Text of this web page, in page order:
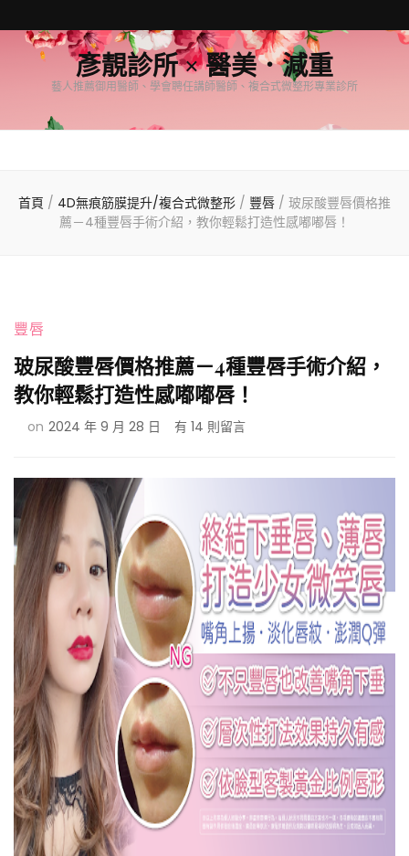
彥靚診所 × 醫美．減重
藝人推薦御用醫師、學會聘任講師醫師、複合式微整形專業診所
首頁 / 4D無痕筋膜提升/複合式微整形 / 豐唇 / 玻尿酸豐唇價格推
薦－4種豐唇手術介紹，教你輕鬆打造性感嘟嘟唇！
豐唇
玻尿酸豐唇價格推薦－4種豐唇手術介紹，
教你輕鬆打造性感嘟嘟唇！
on 2024 年 9 月 28 日
在
唇
價
推
薦
－
4
種
豐
唇
手
術
介
紹，
教
你
輕
有 14 則留言